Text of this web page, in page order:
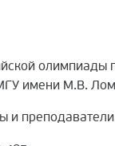
имени М.В.
и